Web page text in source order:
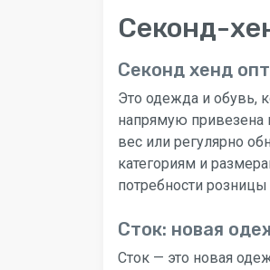
Секонд-
Секонд хенд
Это одежда и обувь,
напрямую привезена
вес или регулярно
категориям и
потребности
Сток: новая
Сток — это новая